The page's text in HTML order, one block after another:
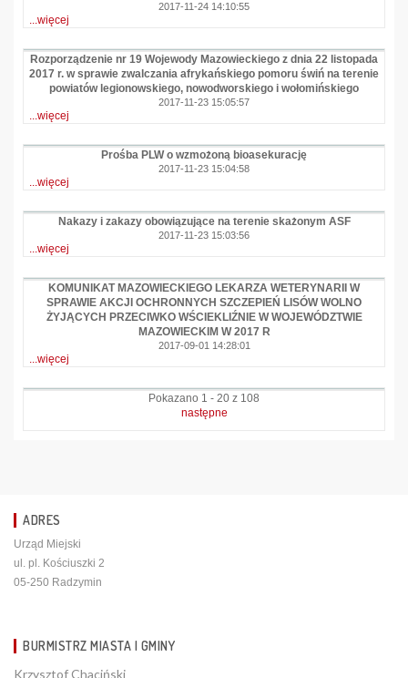
2017-11-24 14:10:55
...więcej
Rozporządzenie nr 19 Wojewody Mazowieckiego z dnia 22 listopada
2017 r. w sprawie zwalczania afrykańskiego pomoru świń na terenie
powiatów legionowskiego, nowodworskiego i wołomińskiego
2017-11-23 15:05:57
...więcej
Prośba PLW o wzmożoną bioasekurację
2017-11-23 15:04:58
...więcej
Nakazy i zakazy obowiązujące na terenie skażonym ASF
2017-11-23 15:03:56
...więcej
KOMUNIKAT MAZOWIECKIEGO LEKARZA WETERYNARII W
SPRAWIE AKCJI OCHRONNYCH SZCZEPIEŃ LISÓW WOLNO
ŻYJĄCYCH PRZECIWKO WŚCIEKLIŹNIE W WOJEWÓDZTWIE
MAZOWIECKIM W 2017 R
2017-09-01 14:28:01
...więcej
Pokazano 1 - 20 z 108
następne
ADRES
Urząd Miejski
ul. pl. Kościuszki 2
05-250 Radzymin
BURMISTRZ MIASTA I GMINY
Krzysztof Chaciński